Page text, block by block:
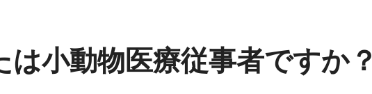
は小動物医療従事者ですか？